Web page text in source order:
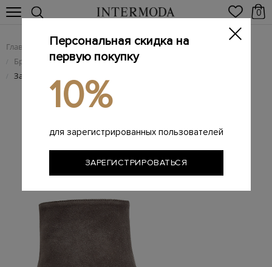
0
Главная Женщинам / Женская обувь
/ Брендовые женские ботильоны
/ Замшевые ботильоны Margaux на устойчивом каблуке
Персональная скидка на
первую покупку
10%
для зарегистрированных пользователей
ЗАРЕГИСТРИРОВАТЬСЯ